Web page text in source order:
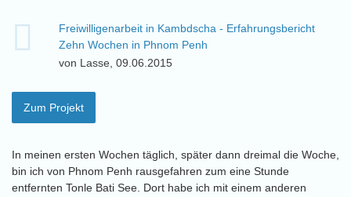
Freiwilligenarbeit in Kambdscha - Erfahrungsbericht
Zehn Wochen in Phnom Penh
von Lasse, 09.06.2015
Zum Projekt
In meinen ersten Wochen täglich, später dann dreimal die Woche,
bin ich von Phnom Penh rausgefahren zum eine Stunde
entfernten Tonle Bati See. Dort habe ich mit einem anderen